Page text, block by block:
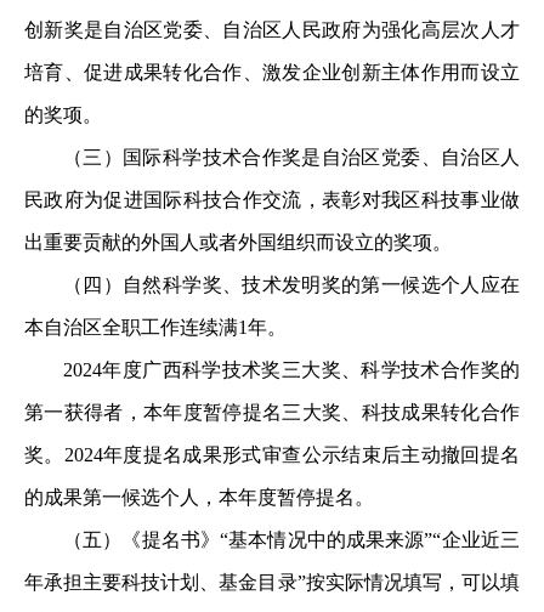
创新奖是自治区党委、自治区人民政府为强化高层次人才
培育、促进成果转化合作、激发企业创新主体作用而设立
的奖项。
（三）国际科学技术合作奖是自治区党委、自治区人
民政府为促进国际科技合作交流，表彰对我区科技事业做
出重要贡献的外国人或者外国组织而设立的奖项。
（四）自然科学奖、技术发明奖的第一候选个人应在
本自治区全职工作连续满1年。
2024年度广西科学技术奖三大奖、科学技术合作奖的
第一获得者，本年度暂停提名三大奖、科技成果转化合作
奖。 2024年度提名成果形式审查公示结束后主动撤回提名
的成果第一候选个人，本年度暂停提名。
（五）《提名书》“基本情况中的成果来源”“企业近三
年承担主要科技计划、基金目录”按实际情况填写，可以填